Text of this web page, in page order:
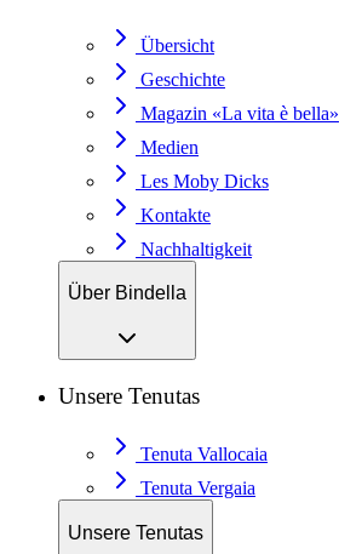
Übersicht
Geschichte
Magazin «La vita è bella»
Medien
Les Moby Dicks
Kontakte
Nachhaltigkeit
Über Bindella
Unsere Tenutas
Tenuta Vallocaia
Tenuta Vergaia
Unsere Tenutas